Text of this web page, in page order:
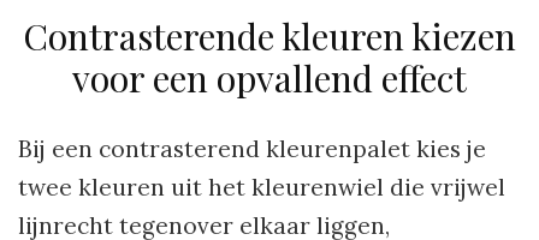
Contrasterende kleuren kiezen
voor een opvallend effect
Bij een contrasterend kleurenpalet kies je
twee kleuren uit het kleurenwiel die vrijwel
lijnrecht tegenover elkaar liggen,